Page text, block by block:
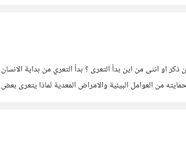
أولا ما هو التعرى؟ التعرى ببساطة هو تجرد الشخص من الملابس سواء كانت داخلية او حتى خارجية سواء كان ذكر او
مع مرور الوقت بدأ يتخلى عنها وانا اقصد بالوقت فعليا الاف